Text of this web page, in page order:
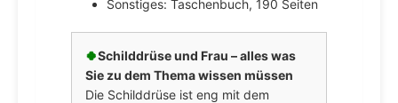
Sonstiges: Taschenbuch, 190 Seiten
🍀Schilddrüse und Frau – alles was
Sie zu dem Thema wissen müssen
Die Schilddrüse ist eng mit dem